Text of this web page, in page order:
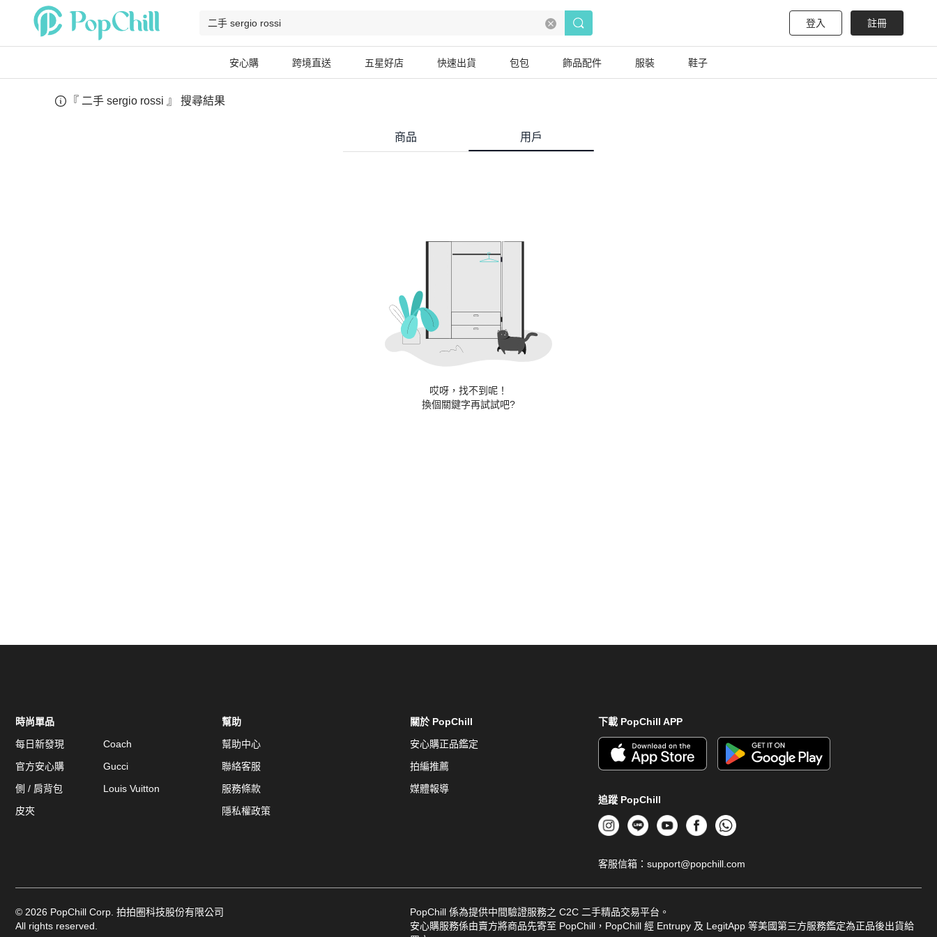
登入 註冊
安心購 跨境直送 五星好店 快速出貨 包包 飾品配件 服裝 鞋子
『 二手 sergio rossi 』 搜尋結果
商品 用戶
哎呀，找不到呢！
換個關鍵字再試試吧?
下載 PopChill APP
追蹤 PopChill
客服信箱： support@popchill.com
時尚單品
每日新發現
官方安心購
側 / 肩背包
皮夾
Coach
Gucci
Louis Vuitton
幫助
幫助中心
聯絡客服
服務條款
隱私權政策
關於 PopChill
安心購正品鑑定
拍編推薦
媒體報導
© 2026 PopChill Corp. 拍拍圈科技股份有限公司
All rights reserved.
PopChill 係為提供中間驗證服務之 C2C 二手精品交易平台。
安心購服務係由賣方將商品先寄至 PopChill，PopChill 經 Entrupy 及 LegitApp 等美國第三方服務鑑定為正品後出貨給